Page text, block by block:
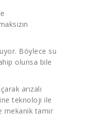
Böylece su
olunsa bile
arızalı
teknoloji ile
mekanik tamir